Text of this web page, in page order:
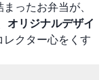
ったお弁当が、
オリジナルデザイ
レクター心をくす